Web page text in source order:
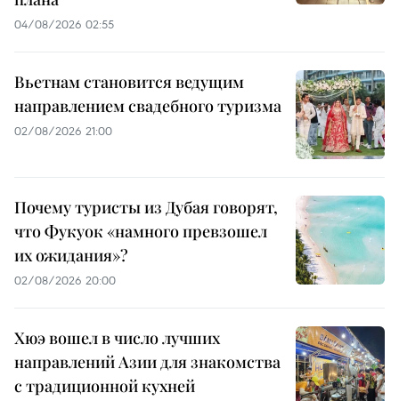
04/08/2026 02:55
Вьетнам становится ведущим
направлением свадебного туризма
02/08/2026 21:00
Почему туристы из Дубая говорят,
что Фукуок «намного превзошел
их ожидания»?
02/08/2026 20:00
Хюэ вошел в число лучших
направлений Азии для знакомства
с традиционной кухней